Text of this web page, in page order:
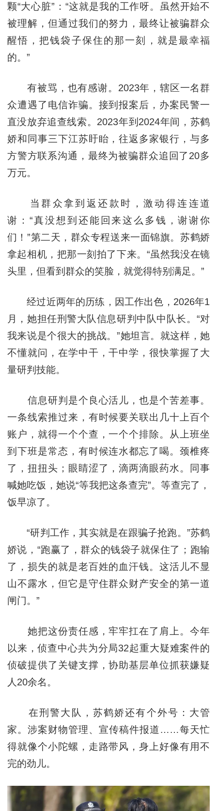
颗“大心脏”：“这就是我的工作呀。虽然开始不
被理解，但通过我们的努力，最终让被骗群众
醒悟，把钱袋子保住的那一刻，就是最幸福
的。”
有被骂，也有感谢。2023年，辖区一名群
众遭遇了电信诈骗。接到报案后，办案民警一
直没放弃追查线索。2023年到2024年间，苏鹤
娇和同事三下江苏盱眙，往返多家银行，与多
方警方联系沟通，最终为被骗群众追回了20多
万元。
当群众拿到返还款时，激动得连连道
谢：“真没想到还能回来这么多钱，谢谢你
们！”第二天，群众专程送来一面锦旗。苏鹤娇
拿起相机，把那一刻拍了下来。“虽然我没在镜
头里，但看到群众的笑脸，就觉得特别满足。”
经过近两年的历练，因工作出色，2026年1
月，她担任刑警大队信息研判中队中队长。“对
我来说是个很大的挑战。”她坦言。就这样，她
不懂就问，在学中干，干中学，很快掌握了大
量研判技能。
信息研判是个良心活儿，也是个苦差事。
一条线索推过来，有时候要关联出几十上百个
账户，就得一个个查，一个个排除。从上班坐
到下班是常态，有时候连水都忘了喝。颈椎疼
了，扭扭头；眼睛涩了，滴两滴眼药水。同事
喊她吃饭，她说“等我把这条查完”。等查完了，
饭早凉了。
“研判工作，其实就是在跟骗子抢跑。”苏鹤
娇说，“跑赢了，群众的钱袋子就保住了；跑输
了，损失的就是老百姓的血汗钱。这活儿不显
山不露水，但它是守住群众财产安全的第一道
闸门。”
她把这份责任感，牢牢扛在了肩上。今年
以来，侦查中心共为分局32起重大疑难案件的
侦破提供了关键支撑，协助基层单位抓获嫌疑
人20余名。
在刑警大队，苏鹤娇还有个外号：大管
家。涉案财物管理、宣传稿件报道……每天忙
得就像个小陀螺，走路带风，身上好像有用不
完的劲儿。